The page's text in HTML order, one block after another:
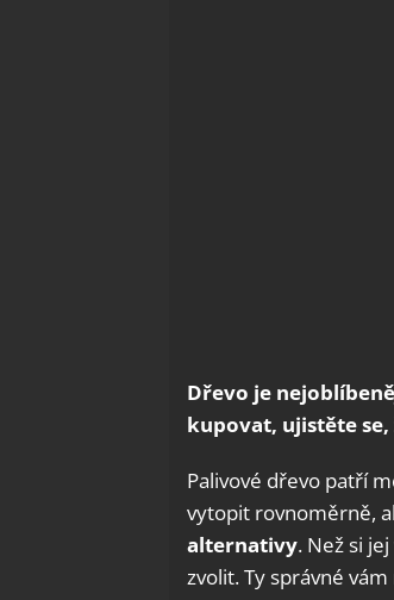
Dřevo je
kupovat, ujistěte
Palivové dřevo patří
vytopit rovnoměrně,
alternativy. Než si
zvolit. Ty správné